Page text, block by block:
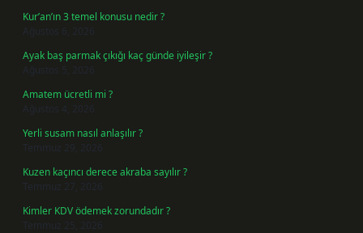
Kur’an’ın 3 temel konusu nedir ?
Ağustos 6, 2026
Ayak baş parmak çıkığı kaç günde iyileşir ?
Ağustos 5, 2026
Amatem ücretli mi ?
Ağustos 4, 2026
Yerli susam nasıl anlaşılır ?
Temmuz 29, 2026
Kuzen kaçıncı derece akraba sayılır ?
Temmuz 27, 2026
Kimler KDV ödemek zorundadır ?
Temmuz 25, 2026